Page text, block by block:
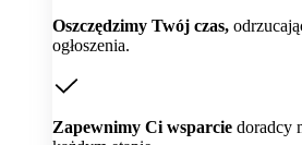
Oszczędzimy Twój czas,
ogłoszenia.
Zapewnimy Ci wsparcie doradcy